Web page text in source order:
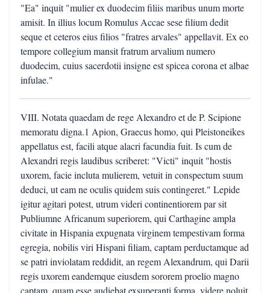
"Ea" inquit "mulier ex duodecim filiis maribus unum morte
amisit. In illius locum Romulus Accae sese filium dedit
seque et ceteros eius filios "fratres arvales" appellavit. Ex eo
tempore collegium mansit fratrum arvalium numero
duodecim, cuius sacerdotii insigne est spicea corona et albae
infulae."
VIII. Notata quaedam de rege Alexandro et de P. Scipione
memoratu digna.1 Apion, Graecus homo, qui Pleistoneikes
appellatus est, facili atque alacri facundia fuit. Is cum de
Alexandri regis laudibus scriberet: "Victi" inquit "hostis
uxorem, facie incluta mulierem, vetuit in conspectum suum
deduci, ut eam ne oculis quidem suis contingeret." Lepide
igitur agitari potest, utrum videri continentiorem par sit
Publiumne Africanum superiorem, qui Carthagine ampla
civitate in Hispania expugnata virginem tempestivam forma
egregia, nobilis viri Hispani filiam, captam perductamque ad
se patri inviolatam reddidit, an regem Alexandrum, qui Darii
regis uxorem eandemque eiusdem sororem proelio magno
captam, quam esse audiebat exsuperanti forma, videre noluit